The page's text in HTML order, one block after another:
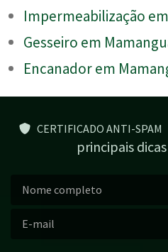
Impermeabilização
Gesseiro em
Encanador em
CERTIFICADO ANTI-SPAM
principais